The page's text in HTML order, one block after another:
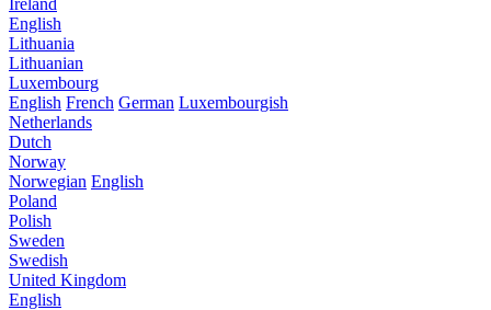
Ireland
English
Lithuania
Lithuanian
Luxembourg
English French German Luxembourgish
Netherlands
Dutch
Norway
Norwegian English
Poland
Polish
Sweden
Swedish
United Kingdom
English